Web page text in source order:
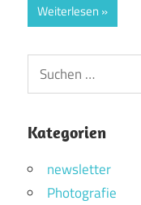
Weiterlesen
Suchen
nach:
Kategorien
newsletter
Photografie